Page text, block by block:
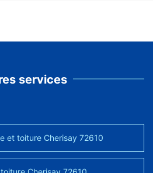
services
et toiture Cherisay 72610